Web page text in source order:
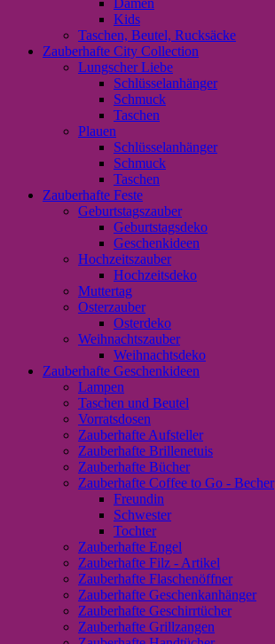
Damen
Kids
Taschen, Beutel, Rucksäcke
Zauberhafte City Collection
Lungscher Liebe
Schlüsselanhänger
Schmuck
Taschen
Plauen
Schlüsselanhänger
Schmuck
Taschen
Zauberhafte Feste
Geburtstagszauber
Geburtstagsdeko
Geschenkideen
Hochzeitszauber
Hochzeitsdeko
Muttertag
Osterzauber
Osterdeko
Weihnachtszauber
Weihnachtsdeko
Zauberhafte Geschenkideen
Lampen
Taschen und Beutel
Vorratsdosen
Zauberhafte Aufsteller
Zauberhafte Brillenetuis
Zauberhafte Bücher
Zauberhafte Coffee to Go - Becher
Freundin
Schwester
Tochter
Zauberhafte Engel
Zauberhafte Filz - Artikel
Zauberhafte Flaschenöffner
Zauberhafte Geschenkanhänger
Zauberhafte Geschirrtücher
Zauberhafte Grillzangen